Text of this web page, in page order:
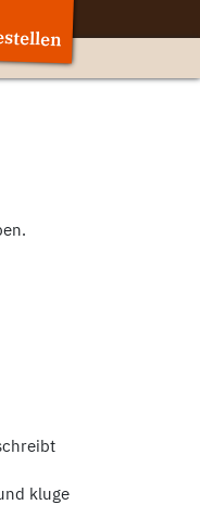
kluge